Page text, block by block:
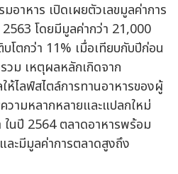
อาหาร เปิดเผยตัวเลขมูลค่าการ
โดยมีมูลค่ากว่า 21,000
โตกว่า 11% เมื่อเทียบกับปีก่อน
วม เหตุผลหลักเกิดจาก
ไลฟ์สไตล์การทานอาหารของผู้
วามหลากหลายและแปลกใหม่
นปี 2564 ตลาดอาหารพร้อม
ละมีมูลค่าการตลาดสูงถึง